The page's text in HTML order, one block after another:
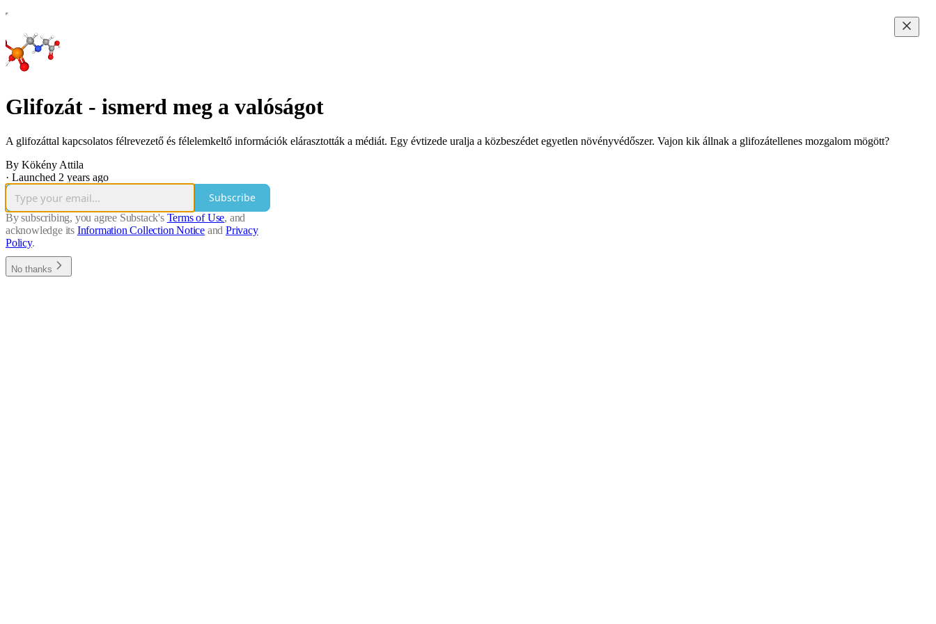
Glifozát - ismerd meg a valóságot
A glifozáttal kapcsolatos félrevezető és félelemkeltő információk elárasztották a médiát. Egy évtizede uralja a közbeszédet egyetlen növényvédőszer. Vajon kik állnak a glifozátellenes mozgalom mögött?
By Kökény Attila
· Launched 2 years ago
Subscribe
By subscribing, you agree Substack's Terms of Use, and
acknowledge its Information Collection Notice and Privacy
Policy.
No thanks